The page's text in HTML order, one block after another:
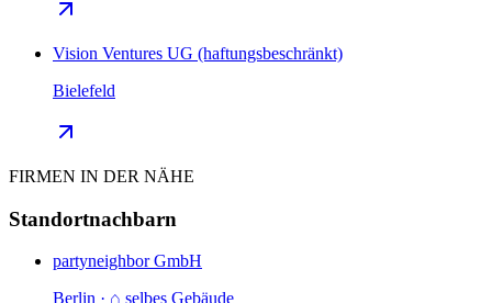
Vision Ventures UG (haftungsbeschränkt)
Bielefeld
FIRMEN IN DER NÄHE
Standortnachbarn
partyneighbor GmbH
Berlin · ⌂ selbes Gebäude